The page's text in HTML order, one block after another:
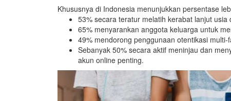
Khususnya di Indonesia menunjukkan persentase
53% secara teratur melatih kerabat lanjut
65% menyarankan anggota keluarga untuk
49% mendorong penggunaan otentikasi multi-
Sebanyak 50% secara aktif meninjau dan
akun online penting.